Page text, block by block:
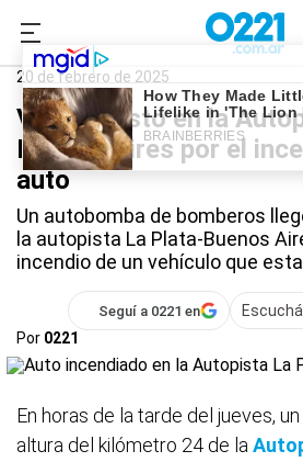
0221.com.ar
Autopista La
20 de febrero de 2025
Video: susto en la
Buenos Aires por el
auto
Un autobomba de bomberos
la autopista La Plata-Buenos
incendio de un vehículo que
Seguí a 0221 en
Por 0221
En horas de la tarde del jueves,
altura del kilómetro 24 de la